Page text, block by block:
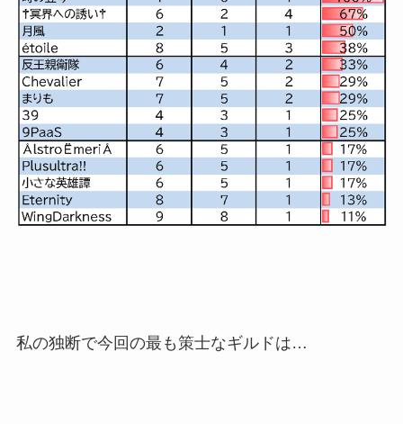
私の独断で今回の最も策士なギルドは…